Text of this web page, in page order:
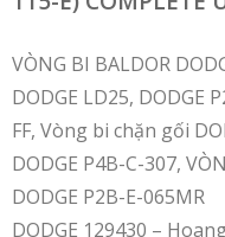
VÒNG BI BALDOR
DODGE LD25, DODGE
FF, Vòng bi chặn gối
DODGE P4B-C-307,
DODGE P2B-E-065MR
DODGE 129430 –